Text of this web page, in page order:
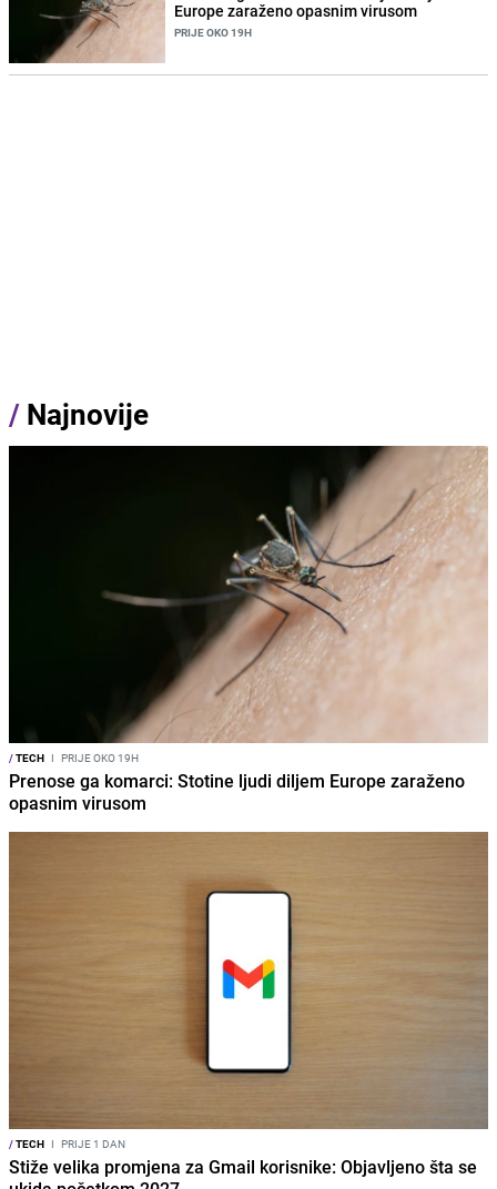
Europe zaraženo opasnim virusom
PRIJE OKO 19H
/ Najnovije
/TECH I PRIJE OKO 19H
Prenose ga komarci: Stotine ljudi diljem Europe zaraženo
opasnim virusom
/TECH I PRIJE 1 DAN
Stiže velika promjena za Gmail korisnike: Objavljeno šta se